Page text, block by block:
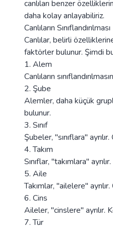
canlıları benzer
daha kolay anlayabiliriz.
Canlıların
Canlılar, belirli
faktörler bulunur. Şimdi bu
1. Alem
Canlıların
2. Şube
Alemler, daha küçük
bulunur.
3. Sınıf
Şubeler, "sınıflara"
4. Takım
Sınıflar, "takımlara"
5. Aile
Takımlar, "ailelere"
6. Cins
Aileler, "cinslere" ayrılır.
7. Tür